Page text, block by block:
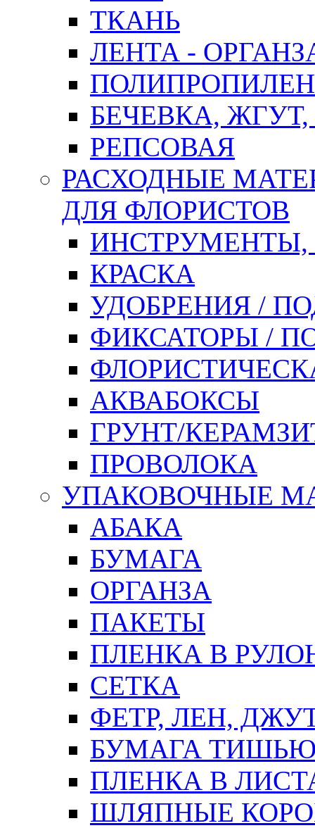
ТКАНЬ
ЛЕНТА -
БЕЧЕВКА,
РЕПСОВАЯ
РАСХОДНЫЕ
ДЛЯ ФЛОРИСТОВ
ИНСТРУМЕНТЫ,
КРАСКА
УДОБРЕНИЯ /
ФИКСАТОРЫ /
АКВАБОКСЫ
ГРУНТ/
ПРОВОЛОКА
УПАКОВОЧНЫЕ
АБАКА
БУМАГА
ОРГАНЗА
ПАКЕТЫ
ПЛЕНКА В
СЕТКА
ФЕТР, ЛЕН,
БУМАГА
ПЛЕНКА В
ШЛЯПНЫЕ